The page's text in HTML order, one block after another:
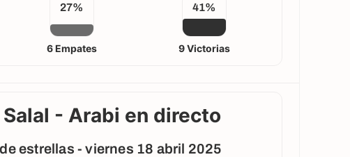
27%
6 Empates
41%
9 Victorias
- Arabi en directo
estrellas - viernes 18 abril 2025